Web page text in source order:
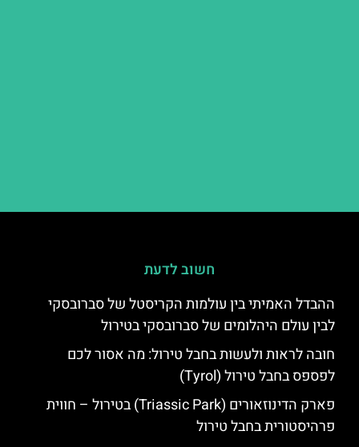
חשוב לדעת
ההבדל האמיתי בין עולמות הקריסטל של סברובסקי
לבין עולם היהלומים של סברובסקי בטירול
חובה לראות ולעשות בחבל טירול: מה אסור לכם
לפספס בחבל טירול (Tyrol)
פארק הדינוזאורים (Triassic Park) בטירול – חווית
פרהיסטורית בחבל טירול